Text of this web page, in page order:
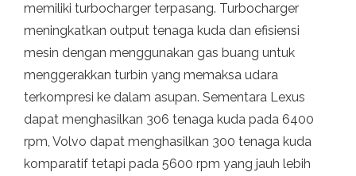
memiliki turbocharger terpasang. Turbocharger
meningkatkan output tenaga kuda dan efisiensi
mesin dengan menggunakan gas buang untuk
menggerakkan turbin yang memaksa udara
terkompresi ke dalam asupan. Sementara Lexus
dapat menghasilkan 306 tenaga kuda pada 6400
rpm, Volvo dapat menghasilkan 300 tenaga kuda
komparatif tetapi pada 5600 rpm yang jauh lebih